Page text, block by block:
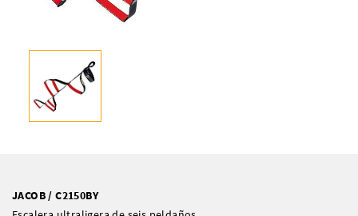
JACOB / C2150BY